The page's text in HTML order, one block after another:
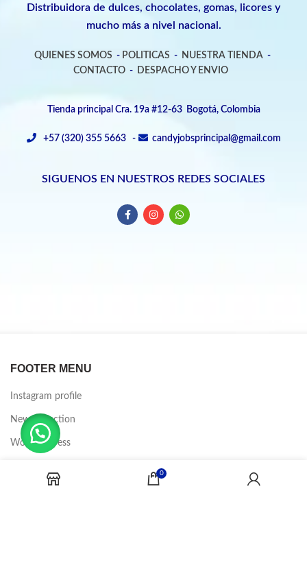
Distribuidora de dulces, chocolates, gomas, licores y
mucho más a nivel nacional.
QUIENES SOMOS - POLITICAS - NUESTRA TIENDA -
CONTACTO- DESPACHO Y ENVIO
Tienda principal Cra. 19a #12-63 Bogotá, Colombia
+57 (320) 355 5663 - candyjobsprincipal@gmail.com
SIGUENOS EN NUESTROS REDES SOCIALES
FOOTER MENU
Instagram profile
New Collection
Woman Dress
0